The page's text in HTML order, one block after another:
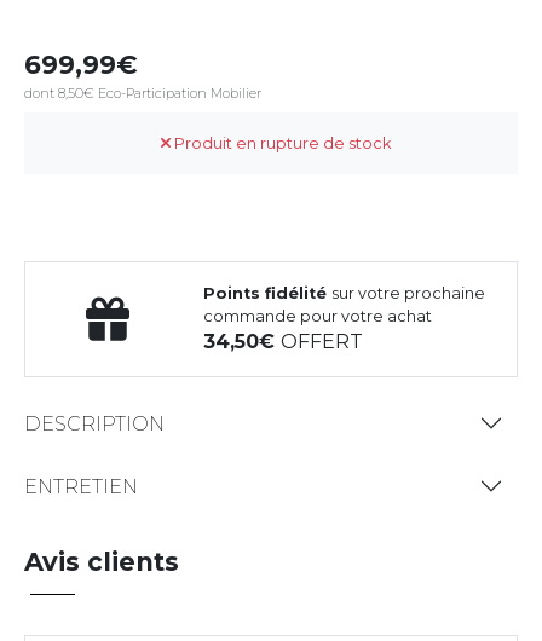
699,99
dont 8,50€ Eco-Participation Mobilier
Produit en rupture de stock
Points fidélité sur votre prochaine
commande pour votre achat
34,50OFFERT
DESCRIPTION
ENTRETIEN
Avis clients